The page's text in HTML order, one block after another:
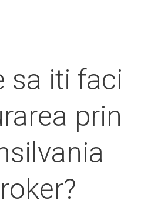
sa iti faci
prin